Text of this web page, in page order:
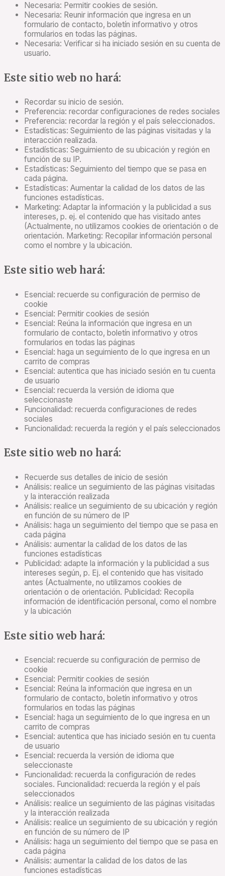
Necesaria: Permitir cookies de sesión.
Necesaria: Reunir información que ingresa en un
formulario de contacto, boletín informativo y otros
formularios en todas las páginas.
Necesaria: Verificar si ha iniciado sesión en su cuenta de
usuario.
Este sitio web no hará:
Recordar su inicio de sesión.
Preferencia: recordar configuraciones de redes sociales
Preferencia: recordar la región y el país seleccionados.
Estadísticas: Seguimiento de las páginas visitadas y la
interacción realizada.
Estadísticas: Seguimiento de su ubicación y región en
función de su IP.
Estadísticas: Seguimiento del tiempo que se pasa en
cada página.
Estadísticas: Aumentar la calidad de los datos de las
funciones estadísticas.
Marketing: Adaptar la información y la publicidad a sus
intereses, p. ej. el contenido que has visitado antes
(Actualmente, no utilizamos cookies de orientación o de
orientación. Marketing: Recopilar información personal
como el nombre y la ubicación.
Este sitio web hará:
Esencial: recuerde su configuración de permiso de
cookie
Esencial: Permitir cookies de sesión
Esencial: Reúna la información que ingresa en un
formulario de contacto, boletín informativo y otros
formularios en todas las páginas
Esencial: haga un seguimiento de lo que ingresa en un
carrito de compras
Esencial: autentica que has iniciado sesión en tu cuenta
de usuario
Esencial: recuerda la versión de idioma que
seleccionaste
Funcionalidad: recuerda configuraciones de redes
sociales
Funcionalidad: recuerda la región y el país seleccionados
Este sitio web no hará:
Recuerde sus detalles de inicio de sesión
Análisis: realice un seguimiento de las páginas visitadas
y la interacción realizada
Análisis: realice un seguimiento de su ubicación y región
en función de su número de IP
Análisis: haga un seguimiento del tiempo que se pasa en
cada página
Análisis: aumentar la calidad de los datos de las
funciones estadísticas
Publicidad: adapte la información y la publicidad a sus
intereses según, p. Ej. el contenido que has visitado
antes (Actualmente, no utilizamos cookies de
orientación o de orientación. Publicidad: Recopila
información de identificación personal, como el nombre
y la ubicación
Este sitio web hará:
Esencial: recuerde su configuración de permiso de
cookie
Esencial: Permitir cookies de sesión
Esencial: Reúna la información que ingresa en un
formulario de contacto, boletín informativo y otros
formularios en todas las páginas
Esencial: haga un seguimiento de lo que ingresa en un
carrito de compras
Esencial: autentica que has iniciado sesión en tu cuenta
de usuario
Esencial: recuerda la versión de idioma que
seleccionaste
Funcionalidad: recuerda la configuración de redes
sociales. Funcionalidad: recuerda la región y el país
seleccionados
Análisis: realice un seguimiento de las páginas visitadas
y la interacción realizada
Análisis: realice un seguimiento de su ubicación y región
en función de su número de IP
Análisis: haga un seguimiento del tiempo que se pasa en
cada página
Análisis: aumentar la calidad de los datos de las
funciones estadísticas